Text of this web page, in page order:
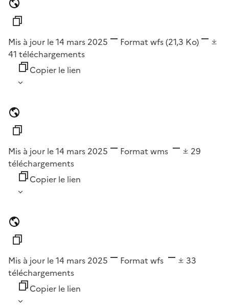
Mis à jour le 14 mars 2025 Format wfs(21,3 Ko)
41 téléchargements
Copier le lien
Mis à jour le 14 mars 2025 Format wms
29
téléchargements
Copier le lien
Mis à jour le 14 mars 2025 Format wfs
33
téléchargements
Copier le lien